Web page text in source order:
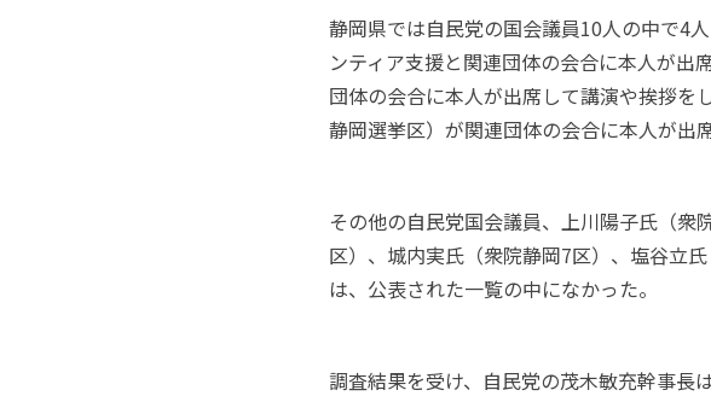
静岡県では自民党の国会議員10人の中で4
ンティア支援と関連団体の会合に本人が出
団体の会合に本人が出席して講演や挨拶を
静岡選挙区）が関連団体の会合に本人が出
その他の自民党国会議員、上川陽子氏（衆
区）、城内実氏（衆院静岡7区）、塩谷立
は、公表された一覧の中になかった。
調査結果を受け、自民党の茂木敏充幹事長